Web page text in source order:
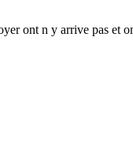
ont n y arrive pas et